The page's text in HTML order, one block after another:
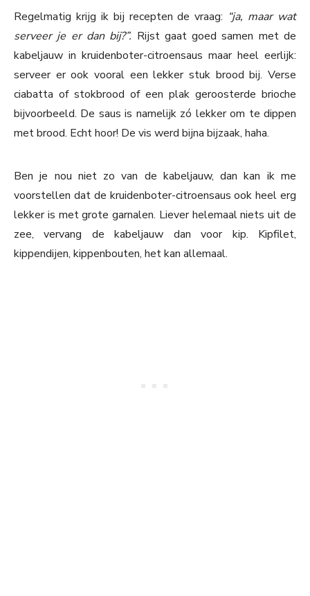
Regelmatig krijg ik bij recepten de vraag: “ja, maar wat
serveer je er dan bij?”. Rijst gaat goed samen met de
kabeljauw in kruidenboter-citroensaus maar heel eerlijk:
serveer er ook vooral een lekker stuk brood bij. Verse
ciabatta of stokbrood of een plak geroosterde brioche
bijvoorbeeld. De saus is namelijk zó lekker om te dippen
met brood. Echt hoor! De vis werd bijna bijzaak, haha.
Ben je nou niet zo van de kabeljauw, dan kan ik me
voorstellen dat de kruidenboter-citroensaus ook heel erg
lekker is met grote garnalen. Liever helemaal niets uit de
zee, vervang de kabeljauw dan voor kip. Kipfilet,
kippendijen, kippenbouten, het kan allemaal.